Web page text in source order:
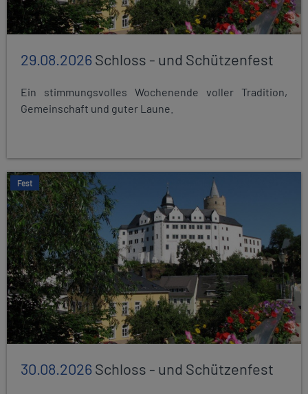
29.08.2026Schloss - und Schützenfest
Ein stimmungsvolles Wochenende voller Tradition,
Gemeinschaft und guter Laune.
Fest
30.08.2026Schloss - und Schützenfest